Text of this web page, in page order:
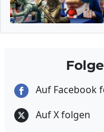
Auf Facebook
Auf X folgen